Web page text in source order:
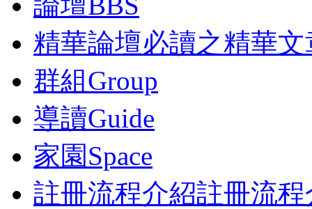
精華論壇必讀之精華文
群組Group
導讀Guide
家園Space
註冊流程介紹註冊流